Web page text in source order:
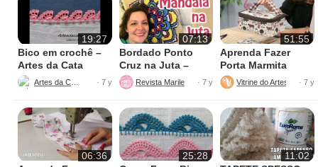
19:27
Bico em crochê –
Artes da Cata
· 7 y
07:13
Bordado Ponto
Cruz na Juta –
Fácil de Fazer
Revista Marileny Ponto Cruz
· 7 y
51:55
Aprenda Fazer
Porta Marmita
Térmica
Vitrine do Artesanato
· 7 y
06:36
25:28
11:02